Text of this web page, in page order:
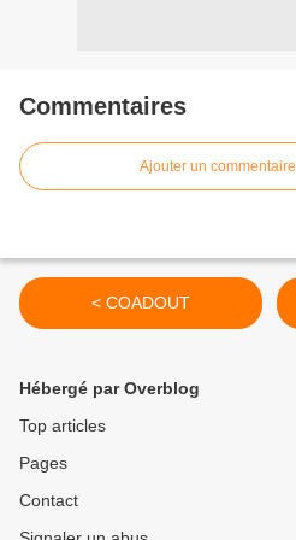
Commentaires
Ajouter un commentaire
< COADOUT
Hébergé par Overblog
Top articles
Pages
Contact